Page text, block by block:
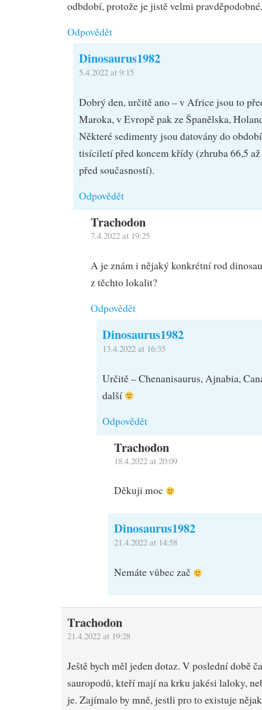
odbdobí, protože je jistě velmi
Odpovědět
Dinosaurus1982
5.4.2022 at 9:15
Dobrý den, určitě ano – v Africe jsou to
Maroka, v Evropě pak ze Španělska,
Některé sedimenty jsou datovány do
tisíciletí před koncem křídy (zhruba 66,5
před současností).
Odpovědět
Trachodon
7.4.2022 at 19:25
A je znám i nějaký konkrétní rod
z těchto lokalit?
Odpovědět
Dinosaurus1982
13.4.2022 at 16:35
Určitě – Chenanisaurus, Ajnabia,
další
Odpovědět
Trachodon
18.4.2022 at 20:09
Děkuji moc
Dinosaurus1982
21.4.2022 at 14:58
Nemáte vůbec zač
Trachodon
21.4.2022 at 19:28
Ještě bych měl jeden dotaz. V poslední době
sauropodů, kteří mají na krku jakési laloky,
je. Zajímalo by mně, jestli pro to existuje